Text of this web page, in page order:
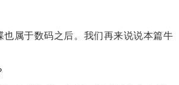
属于数码之后。我们再来说说本篇牛